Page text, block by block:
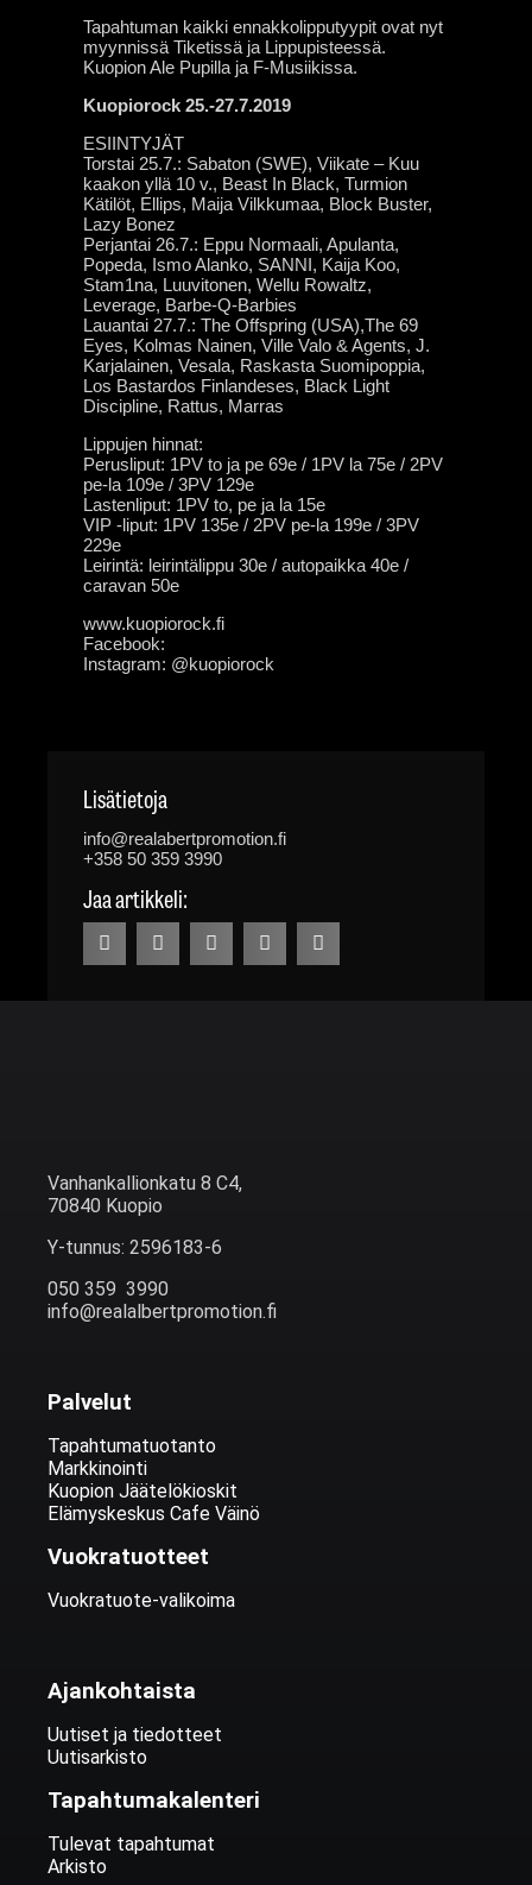
Tapahtuman kaikki ennakkolipputyypit ovat nyt
myynnissä Tiketissä ja Lippupisteessä.
Kuopion Ale Pupilla ja F-Musiikissa.
Kuopiorock 25.-27.7.2019
ESIINTYJÄT
Torstai 25.7.: Sabaton (SWE), Viikate – Kuu
kaakon yllä 10 v., Beast In Black, Turmion
Kätilöt, Ellips, Maija Vilkkumaa, Block Buster,
Lazy Bonez
Perjantai 26.7.: Eppu Normaali, Apulanta,
Popeda, Ismo Alanko, SANNI, Kaija Koo,
Stam1na, Luuvitonen, Wellu Rowaltz,
Leverage, Barbe-Q-Barbies
Lauantai 27.7.: The Offspring (USA),The 69
Eyes, Kolmas Nainen, Ville Valo & Agents, J.
Karjalainen, Vesala, Raskasta Suomipoppia,
Los Bastardos Finlandeses, Black Light
Discipline, Rattus, Marras
Lippujen hinnat:
Perusliput: 1PV to ja pe 69e / 1PV la 75e / 2PV
pe-la 109e / 3PV 129e
Lastenliput: 1PV to, pe ja la 15e
VIP -liput: 1PV 135e / 2PV pe-la 199e / 3PV
229e
Leirintä: leirintälippu 30e / autopaikka 40e /
caravan 50e
www.kuopiorock.fi
Facebook:
Instagram: @kuopiorock
Lisätietoja
info@realabertpromotion.fi
+358 50 359 3990
Jaa artikkeli:
Vanhankallionkatu 8 C4,
70840 Kuopio
Y-tunnus: 2596183-6
050 359 3990
info@realalbertpromotion.fi
Palvelut
Tapahtumatuotanto
Markkinointi
Kuopion Jäätelökioskit
Elämyskeskus Cafe Väinö
Vuokratuotteet
Vuokratuote-valikoima
Ajankohtaista
Uutiset ja tiedotteet
Uutisarkisto
Tapahtumakalenteri
Tulevat tapahtumat
Arkisto